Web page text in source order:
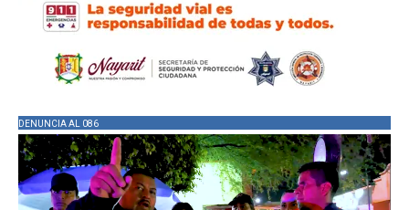
DENUNCIA AL 086